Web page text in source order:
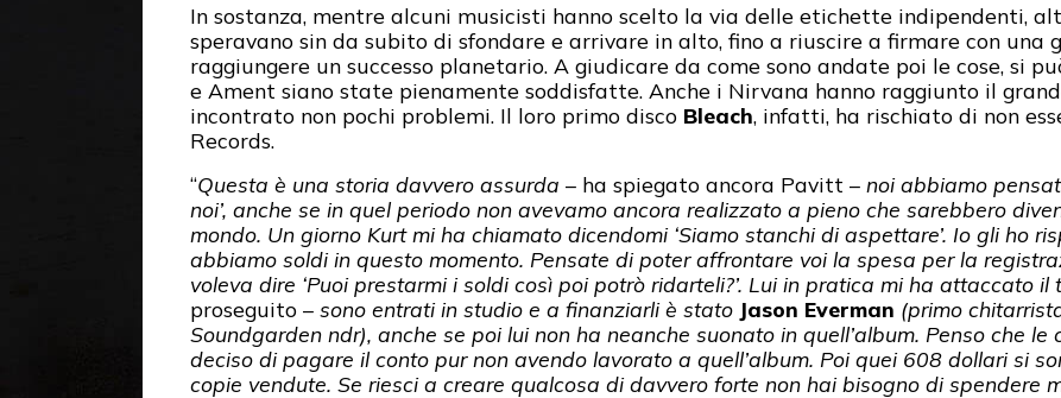
In sostanza, mentre alcuni musicisti hanno scelto la via delle etichette indipendenti,
speravano sin da subito di sfondare e arrivare in alto, fino a riuscire a firmare con una
raggiungere un successo planetario. A giudicare da come sono andate poi le cose, si
e Ament siano state pienamente soddisfatte. Anche i Nirvana hanno raggiunto il
incontrato non pochi problemi. Il loro primo disco Bleach, infatti, ha rischiato di non
Records.
“Questa è una storia davvero assurda – ha spiegato ancora Pavitt – noi abbiamo
noi’, anche se in quel periodo non avevamo ancora realizzato a pieno che sarebbero
mondo. Un giorno Kurt mi ha chiamato dicendomi ‘Siamo stanchi di aspettare’. Io gli ho
abbiamo soldi in questo momento. Pensate di poter affrontare voi la spesa per la
voleva dire ‘Puoi prestarmi i soldi così poi potrò ridarteli?’. Lui in pratica mi ha attaccato il
proseguito – sono entrati in studio e a finanziarli è stato Jason Everman (primo
Soundgarden ndr), anche se poi lui non ha neanche suonato in quell’album. Penso che le
deciso di pagare il conto pur non avendo lavorato a quell’album. Poi quei 608 dollari si
copie vendute. Se riesci a creare qualcosa di davvero forte non hai bisogno di spendere